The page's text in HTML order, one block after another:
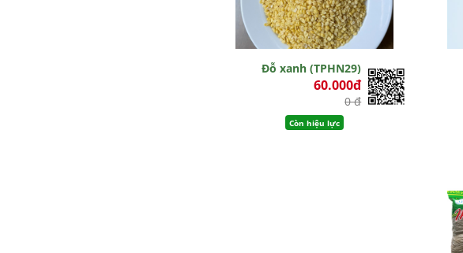
Đỗ xanh (TPHN29)
60.000đ
0 đ
Còn hiệu lực